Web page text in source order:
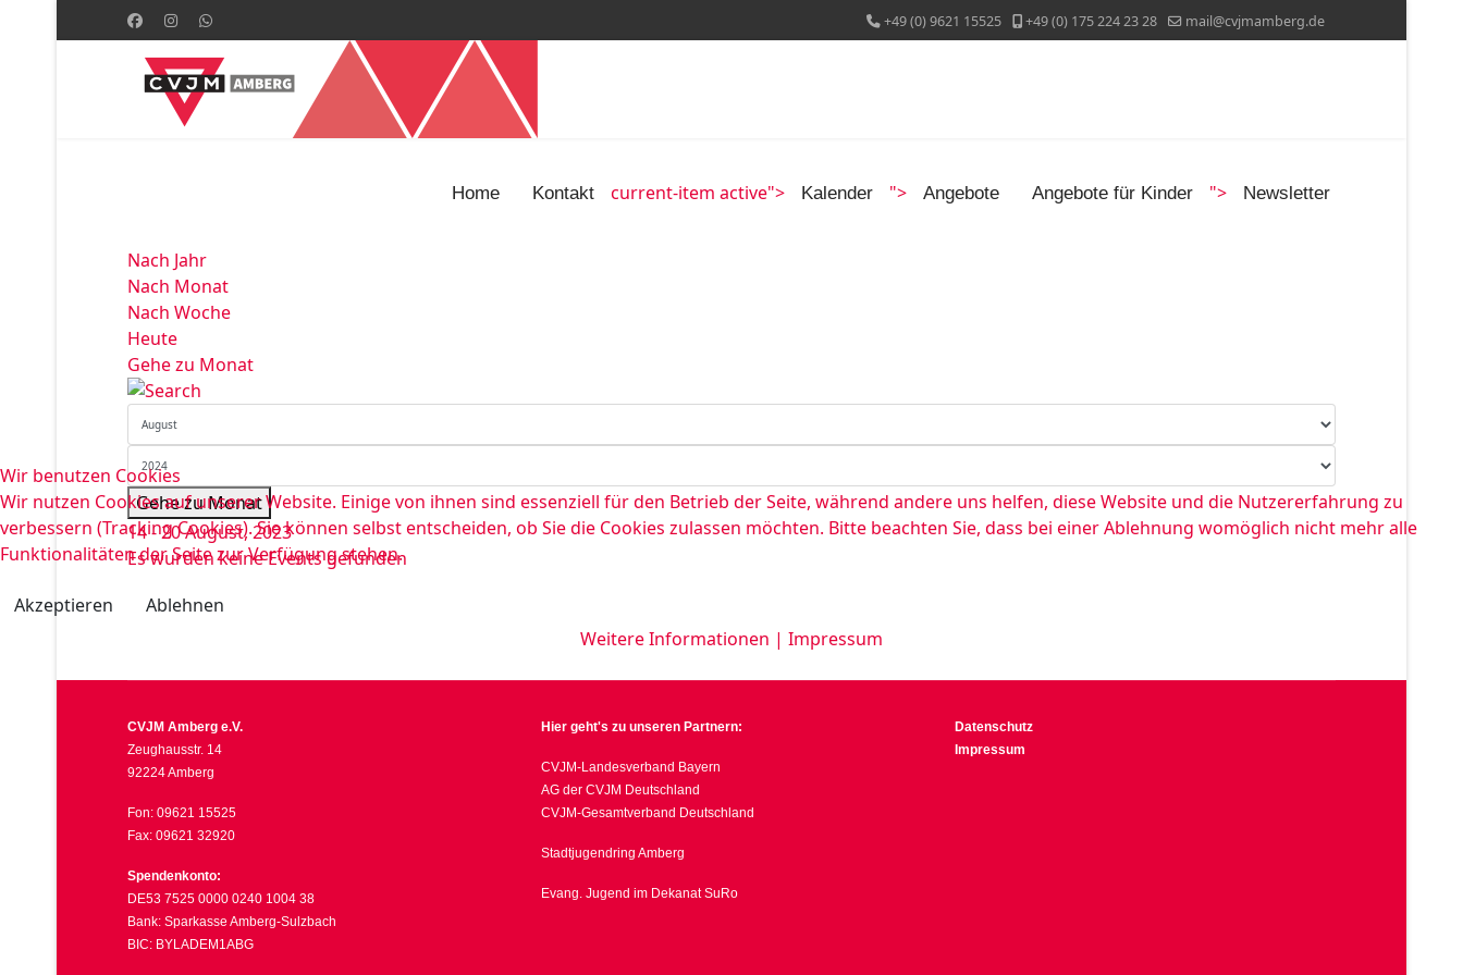
+49 (0) 9621 15525 +49 (0) 175 224 23 28 mail@cvjmamberg.de
Home Kontakt current-item active"> Kalender "> Angebote Angebote für Kinder "> Newsletter
Nach Jahr
Nach Monat
Nach Woche
Heute
Gehe zu Monat
Gehe zu Monat
14 - 20 August, 2023
Es wurden keine Events gefunden
CVJM Amberg e.V.
Zeughausstr. 14
92224 Amberg
Fon: 09621 15525
Fax: 09621 32920
Spendenkonto:
DE53 7525 0000 0240 1004 38
Bank: Sparkasse Amberg-Sulzbach
BIC: BYLADEM1ABG
Hier geht's zu unseren Partnern:
CVJM-Landesverband Bayern
AG der CVJM Deutschland
CVJM-Gesamtverband Deutschland
Stadtjugendring Amberg
Evang. Jugend im Dekanat SuRo
Datenschutz
Impressum
Wir benutzen Cookies
Wir nutzen Cookies auf unserer Website. Einige von ihnen sind essenziell für den Betrieb der Seite, während andere uns helfen, diese Website und die Nutzererfahrung zu
verbessern (Tracking Cookies). Sie können selbst entscheiden, ob Sie die Cookies zulassen möchten. Bitte beachten Sie, dass bei einer Ablehnung womöglich nicht mehr alle
Funktionalitäten der Seite zur Verfügung stehen.
Akzeptieren
Ablehnen
Weitere Informationen | Impressum